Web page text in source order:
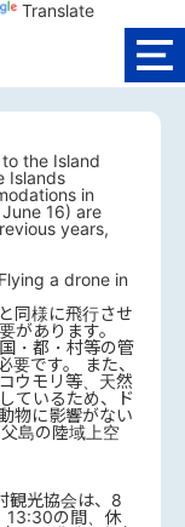
Translate
the Island
Islands
in
16) are
years,
a drone in
同様に飛行させ
があります。
・都・村等の管
要です。 また、
ウモリ等、天然
ているため、ド
物に影響がない
島の陸域上空
観光協会は、8
13:30の間、休